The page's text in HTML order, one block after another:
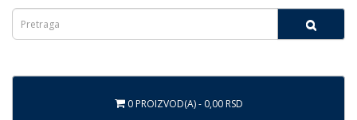
0 PROIZVOD(A) - 0,00 RSD